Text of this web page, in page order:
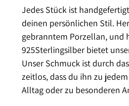
Jedes Stück ist
deinen persönlichen Stil.
gebranntem Porzellan, und
925Sterlingsilber bietet
Unser Schmuck ist durch
zeitlos, dass du ihn zu
Alltag oder zu besonderen